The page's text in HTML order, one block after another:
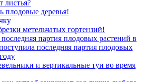
листья?
плодовые деревья!
метельчатых гортензий!
партия плодовых растений в
последняя партия плодовых
и вертикальные туи во время